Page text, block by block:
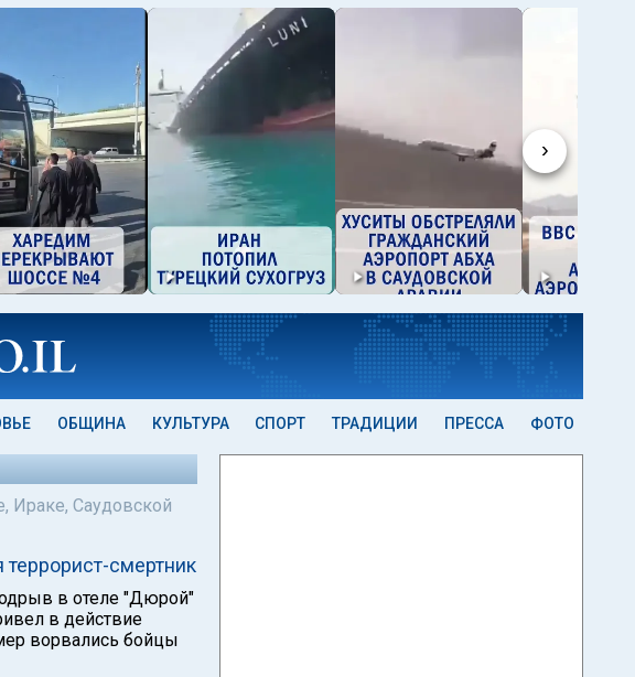
›
ОБЩИНА КУЛЬТУРА СПОРТ ТРАДИЦИИ ПРЕССА ФОТО
Ираке, Саудовской
террорист-смертник
в отеле "Дюрой"
в действие
ворвались бойцы